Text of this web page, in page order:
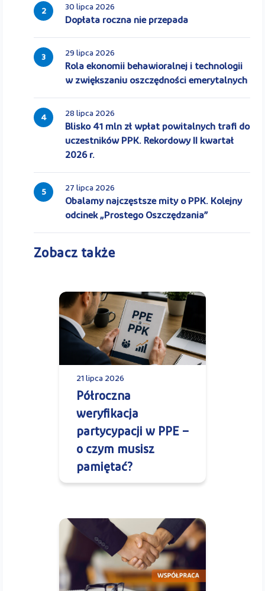
2 30 lipca 2026
Dopłata roczna nie przepada
3 29 lipca 2026
Rola ekonomii behawioralnej i technologii
w zwiększaniu oszczędności emerytalnych
4 28 lipca 2026
Blisko 41 mln zł wpłat powitalnych trafi do
uczestników PPK. Rekordowy II kwartał
2026 r.
5 27 lipca 2026
Obalamy najczęstsze mity o PPK. Kolejny
odcinek „Prostego Oszczędzania”
Zobacz także
21 lipca 2026
Półroczna
weryfikacja
partycypacji w PPE –
o czym musisz
pamiętać?